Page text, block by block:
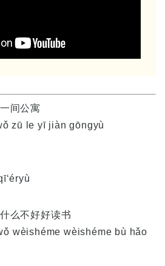
间公寓
zū le yī jiàn gōngyù
么不好好读书
wèishéme wèishéme bù hǎo